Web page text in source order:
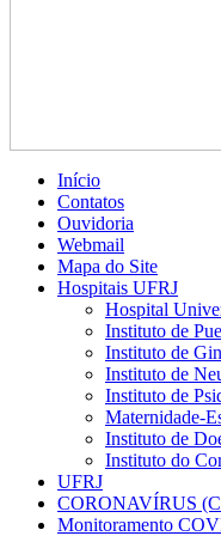
Início
Contatos
Ouvidoria
Webmail
Mapa do Site
Hospitais UFRJ
Hospital
Instituto de
Instituto de
Instituto de
Instituto de
Maternidade-
Instituto de
Instituto do
UFRJ
CORONAVÍRUS
Monitoramento